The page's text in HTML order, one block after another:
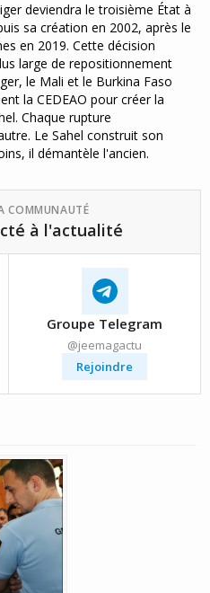
deviendra le troisième État à
sa création en 2002, après le
en 2019. Cette décision
large de repositionnement
le Mali et le Burkina Faso
la CEDEAO pour créer la
Chaque rupture
Le Sahel construit son
il démantèle l'ancien.
COMMUNAUTÉ
à l'actualité
Groupe Telegram
@jeemagactu
Rejoindre